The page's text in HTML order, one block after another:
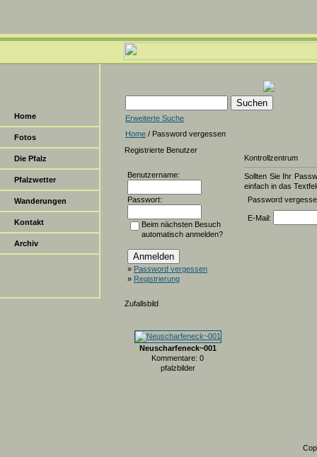
Home
Fotos
Die Pfalz
Pfalzwetter
Wanderungen
Kontakt
Archiv
Erweiterte Suche
Home / Password vergessen
Registrierte Benutzer
Benutzername:
Passwort:
Beim nächsten Besuch
automatisch anmelden?
» Password vergessen
» Registrierung
Zufallsbild
Neuscharfeneck~001
Kommentare: 0
pfalzbilder
Kontrollzentrum
Sollten Sie Ihr
einfach in das
Password
E-Mail: